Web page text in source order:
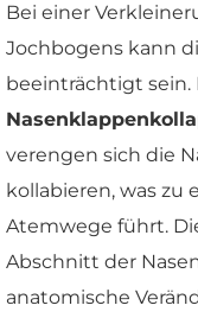
Bei einer
Jochbogens kann
beeinträchtigt sein.
verengen sich die
kollabieren, was zu
Atemwege führt.
Abschnitt der
anatomische